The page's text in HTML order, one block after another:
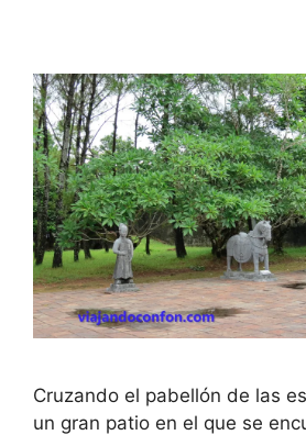
Cruzando el pabellón de las
un gran patio en el que se